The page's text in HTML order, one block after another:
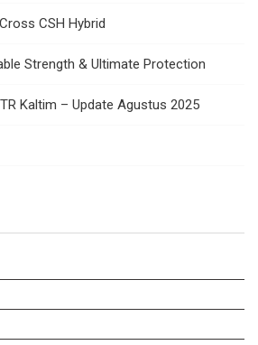
CSH Hybrid
Strength & Ultimate Protection
Kaltim – Update Agustus 2025